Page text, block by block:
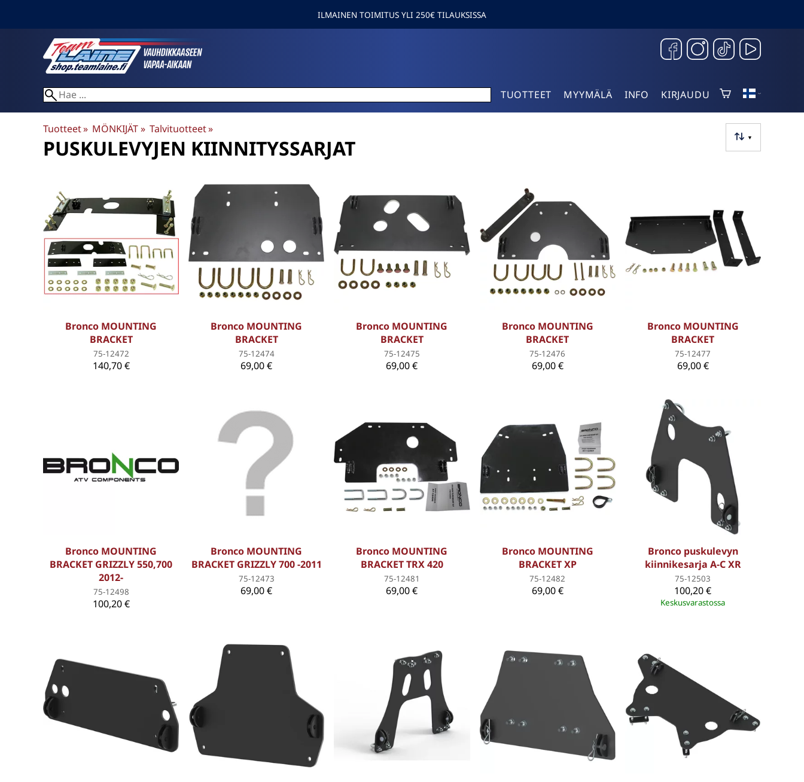
ILMAINEN TOIMITUS YLI 250€ TILAUKSISSA
TUOTTEET MYYMÄLÄ INFO KIRJAUDU
Tuotteet‪» MÖNKIJÄT‪» Talvituotteet‪»
▼
PUSKULEVYJEN KIINNITYSSARJAT
Bronco MOUNTING
BRACKET
75-12472
140,70 €
Bronco MOUNTING
BRACKET
75-12474
69,00 €
Bronco MOUNTING
BRACKET
75-12475
69,00 €
Bronco MOUNTING
BRACKET
75-12476
69,00 €
Bronco MOUNTING
BRACKET
75-12477
69,00 €
Bronco MOUNTING
BRACKET GRIZZLY 550,700
2012-
75-12498
100,20 €
Bronco MOUNTING
BRACKET GRIZZLY 700 -2011
75-12473
69,00 €
Bronco MOUNTING
BRACKET TRX 420
75-12481
69,00 €
Bronco MOUNTING
BRACKET XP
75-12482
69,00 €
Bronco puskulevyn
kiinnikesarja A-C XR
75-12503
100,20 €
Keskusvarastossa